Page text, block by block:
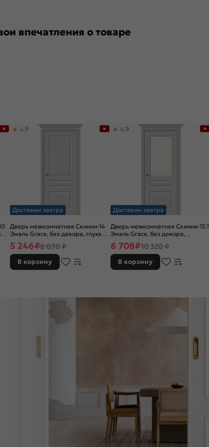
впечатления о товаре
Доставим завтра
Дверь межкомнатная Скинни-14
Эмаль Grace, без декора, глухая,
без стекла, без кромки, скиновая
4,9
5 246₽8 070 ₽
В корзину
Доставим завтра
Дверь межкомнатная Скинни-15.1
Эмаль Grace, без декора,
остекленная, white сrystal, без
кромки, скиновая
4,9
6 708₽10 320 ₽
В корзину